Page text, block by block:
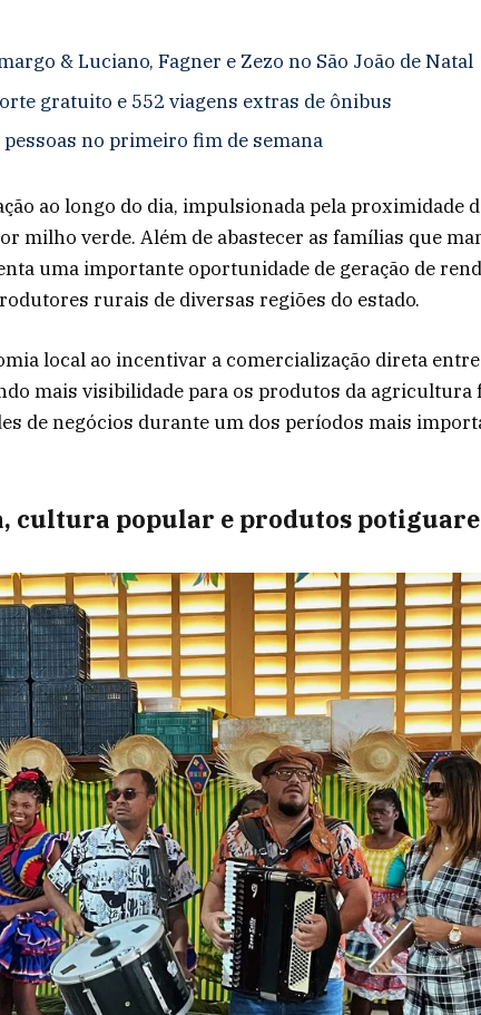
& Luciano, Fagner e Zezo no São João de Natal
gratuito e 552 viagens extras de ônibus
no primeiro fim de semana
ao longo do dia, impulsionada pela proximidade
milho verde. Além de abastecer as famílias que
uma importante oportunidade de geração de
rurais de diversas regiões do estado.
local ao incentivar a comercialização direta entre
mais visibilidade para os produtos da agricultura
de negócios durante um dos períodos mais
cultura popular e produtos